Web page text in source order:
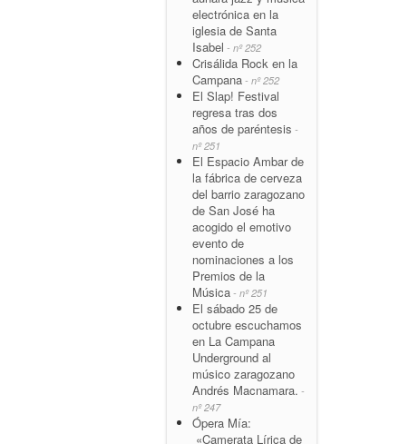
electrónica en la
iglesia de Santa
Isabel - nº 252
Crisálida Rock en la
Campana - nº 252
El Slap! Festival
regresa tras dos
años de paréntesis -
nº 251
El Espacio Ambar de
la fábrica de cerveza
del barrio zaragozano
de San José ha
acogido el emotivo
evento de
nominaciones a los
Premios de la
Música - nº 251
El sábado 25 de
octubre escuchamos
en La Campana
Underground al
músico zaragozano
Andrés Macnamara. -
nº 247
Ópera Mía:
«Camerata Lírica de